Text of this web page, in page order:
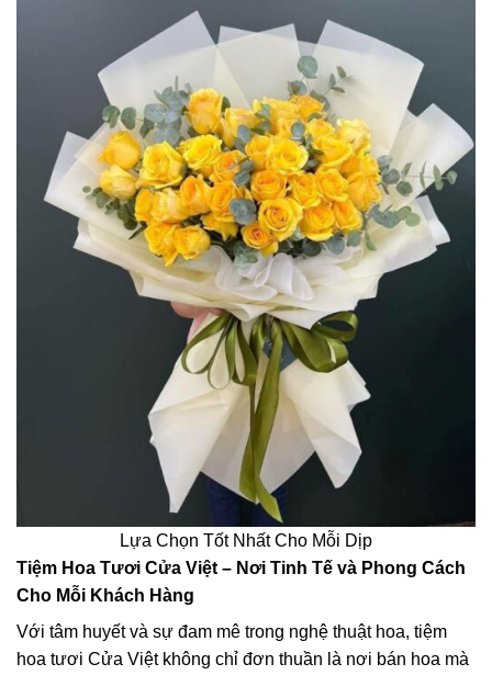
Lựa Chọn Tốt Nhất Cho Mỗi Dịp
Tiệm Hoa Tươi Cửa Việt – Nơi Tinh Tế và Phong Cách
Cho Mỗi Khách Hàng
Với tâm huyết và sự đam mê trong nghệ thuật hoa, tiệm
hoa tươi Cửa Việt không chỉ đơn thuần là nơi bán hoa mà